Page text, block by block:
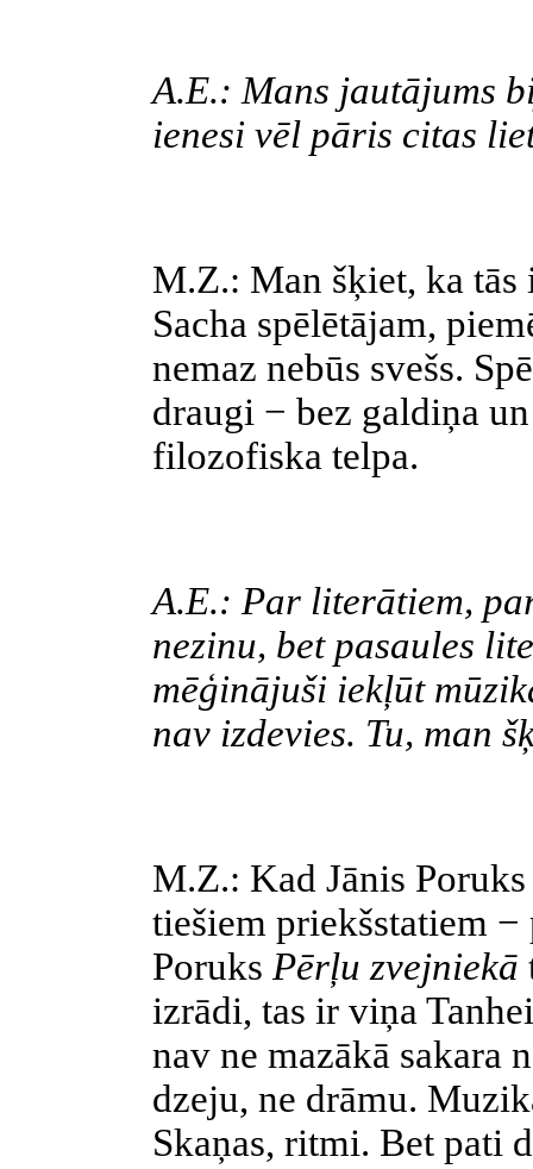
A.E.: Mans jautājums
ienesi vēl pāris citas
M.Z.: Man šķiet, ka tās
Sacha spēlētājam,
nemaz nebūs svešs.
draugi − bez galdiņa
filozofiska telpa.
A.E.: Par literātiem,
nezinu, bet pasaules
mēģinājuši iekļūt
nav izdevies. Tu, man
M.Z.: Kad Jānis
tiešiem priekšstatiem
Poruks Pērļu zvejniekā
izrādi, tas ir viņa
nav ne mazākā sakara
dzeju, ne drāmu.
Skaņas, ritmi. Bet pati